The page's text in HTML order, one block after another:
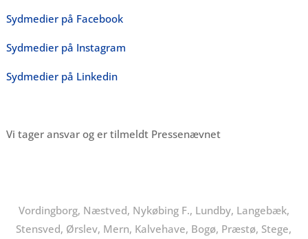
Sydmedier på Facebook
Sydmedier på Instagram
Sydmedier på Linkedin
Vi tager ansvar og er tilmeldt Pressenævnet
Vordingborg, Næstved, Nykøbing F., Lundby, Langebæk,
Stensved, Ørslev, Mern, Kalvehave, Bogø, Præstø, Stege,